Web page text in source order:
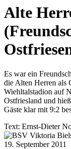
Alte
Es war ein
die Alten Herren als
Wiehltalstadion auf
Ostfriesland und
Gäste klar mit 9:2
Text: Ernst-Dieter
19. September 2011